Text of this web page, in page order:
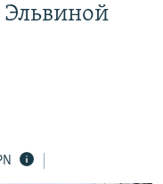
СОПРОТИВЛЕНИЯ